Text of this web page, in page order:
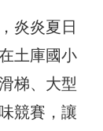
炎炎夏日
土庫國小
梯、大型
競賽，讓